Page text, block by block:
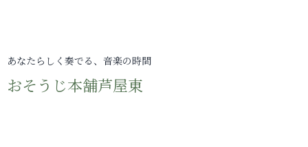
あなたらしく奏でる、音楽の時間
おそうじ本舗芦屋東